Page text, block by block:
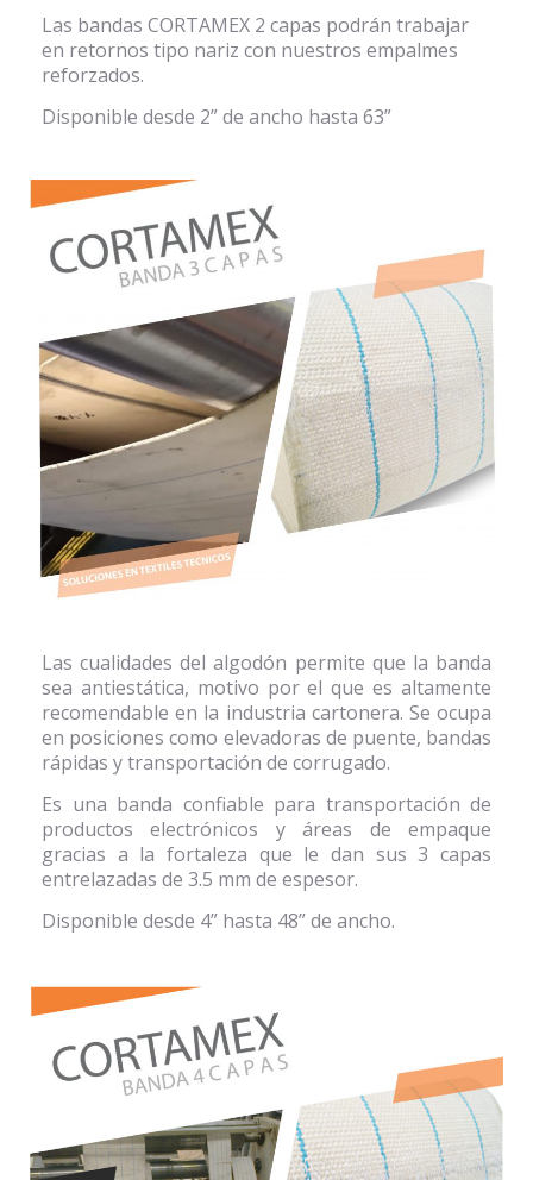
Las bandas CORTAMEX 2 capas podrán trabajar
en retornos tipo nariz con nuestros empalmes
reforzados.
Disponible desde 2” de ancho hasta 63”
Las cualidades del algodón permite que la banda
sea antiestática, motivo por el que es altamente
recomendable en la industria cartonera. Se ocupa
en posiciones como elevadoras de puente, bandas
rápidas y transportación de corrugado.
Es una banda confiable para transportación de
productos electrónicos y áreas de empaque
gracias a la fortaleza que le dan sus 3 capas
entrelazadas de 3.5 mm de espesor.
Disponible desde 4” hasta 48” de ancho.